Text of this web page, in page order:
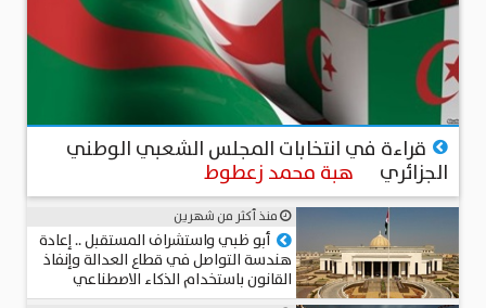
قراءة في انتخابات المجلس الشعبي الوطني
الجزائري هبة محمد زعطوط
منذ أكثر من شهرين
أبو ظبي واستشراف المستقبل .. إعادة
هندسة التواصل في قطاع العدالة وإنفاذ
القانون باستخدام الذكاء الاصطناعي
المستشار د. سامي الطوخي